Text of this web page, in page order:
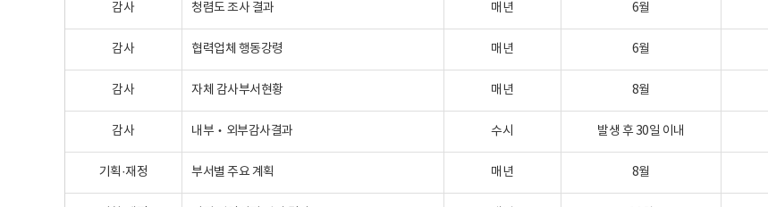
감사 청렴도 조사 결과 매년 6월
감사 협력업체 행동강령 매년 6월
감사 자체 감사부서현황 매년 8월
감사 내부‧외부감사결과 수시 발생 후 30일 이내
기획·재정 부서별 주요 계획 매년 8월